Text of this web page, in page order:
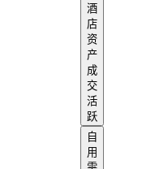
酒
店
资
产
成
交
活
跃
自
用